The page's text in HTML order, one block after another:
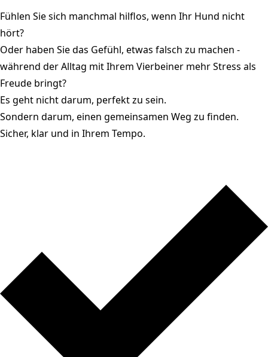
Fühlen Sie sich manchmal hilflos, wenn Ihr Hund nicht
hört?
Oder haben Sie das Gefühl, etwas falsch zu machen -
während der Alltag mit Ihrem Vierbeiner mehr Stress als
Freude bringt?
Es geht nicht darum, perfekt zu sein.
Sondern darum, einen gemeinsamen Weg zu finden.
Sicher, klar und in Ihrem Tempo.